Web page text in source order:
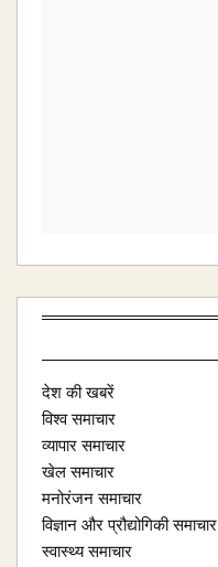
देश की खबरें
विश्व समाचार
व्यापार समाचार
खेल समाचार
मनोरंजन समाचार
विज्ञान और प्रौद्योगिकी समाचार
स्वास्थ्य समाचार